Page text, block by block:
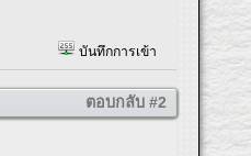
บันทึกการเข้า
ตอบกลับ #2